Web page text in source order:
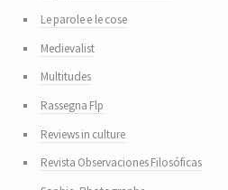
Le parole e le cose
Medievalist
Multitudes
Rassegna Flp
Reviews in culture
Revista Observaciones Filosóficas